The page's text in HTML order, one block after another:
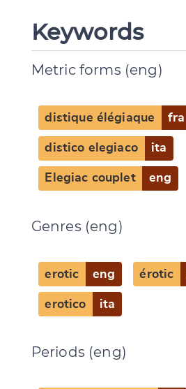
Keywords
Metric forms (eng)
distique élégiaque fra
distico elegiaco ita
Elegiac couplet eng
Genres (eng)
erotic eng érotic
erotico ita
Periods (eng)